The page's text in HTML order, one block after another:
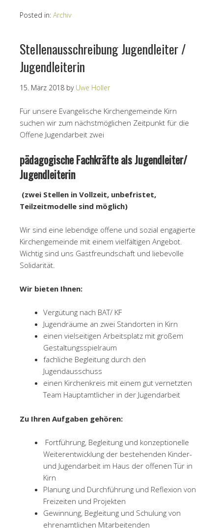
Posted in: Archiv
Stellenausschreibung Jugendleiter /
Jugendleiterin
15. März 2018 by Uwe Holler
Für unsere Evangelische Kirchengemeinde Kirn
suchen wir zum nächstmöglichen Zeitpunkt für die
Offene Jugendarbeit zwei
pädagogische Fachkräfte als Jugendleiter/
Jugendleiterin
(zwei Stellen in Vollzeit, unbefristet,
Teilzeitmodelle sind möglich)
Wir sind eine lebendige offene und sozial engagierte
Kirchengemeinde mit einem vielfältigen Angebot.
Wichtig sind uns Gastfreundschaft und liebevolle
Solidarität.
Wir bieten Ihnen:
Vergütung nach BAT/ KF
Jugendräume an zwei Standorten in Kirn
einen vielseitigen Arbeitsplatz mit großem
Gestaltungsspielraum
fachliche Begleitung durch den
Jugendausschuss
einen Kirchenkreis mit einem gut vernetzten
Team Hauptamtlicher in der Jugendarbeit
Zu Ihren Aufgaben gehören:
Fortführung, Begleitung und konzeptionelle
Weiterentwicklung der bestehenden Kinder-
und Jugendarbeit im Haus der offenen Tür in
Kirn
Planung und Durchführung und Reflexion von
Freizeiten und Projekten
Gewinnung, Begleitung und Schulung von
ehrenamtlichen Mitarbeitenden